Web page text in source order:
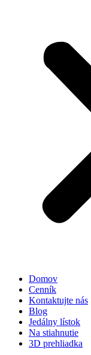
Domov
Cenník
Kontaktujte nás
Blog
Jedálny lístok
Na stiahnutie
3D prehliadka